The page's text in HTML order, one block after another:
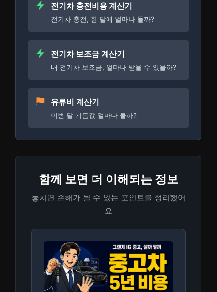
전기차 충전비용 계산기
전기차 충전, 한 달에 얼마나 들까?
전기차 보조금 계산기
내 전기차 보조금, 얼마나 받을 수 있을까?
유류비 계산기
이번 달 기름값 얼마나 들까?
함께 보면 더 이해되는 정보
놓치면 손해가 될 수 있는 포인트를 정리했어
요